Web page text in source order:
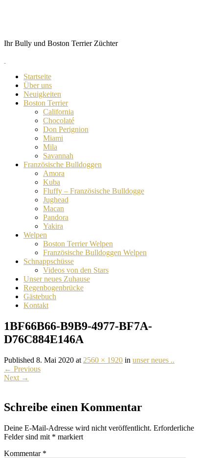
Ihr Bully und Boston Terrier Züchter
Startseite
Über uns
Neuigkeiten
Boston Terrier
California
Chocolaté
Don Perignion
Miami
Mila
Savannah
Französische Bulldoggen
Amora
Kuba
Fluffy – Französische Bulldogge
Jughead
Macan
Pandora
Yakira
Welpen
Boston Terrier Welpen
Französische Bulldoggen Welpen
Schnappschüsse
Videos von den Stars
Unser neues Zuhause
Regenbogenbrücke
Gästebuch
Kontakt
1BF66B66-B9B9-4977-BF7A-
D76C884E146A
Published 8. Mai 2020 at 2560 × 1920 in unser neues ..
← Previous
Next →
Schreibe einen Kommentar
Deine E-Mail-Adresse wird nicht veröffentlicht. Erforderliche
Felder sind mit * markiert
Kommentar *